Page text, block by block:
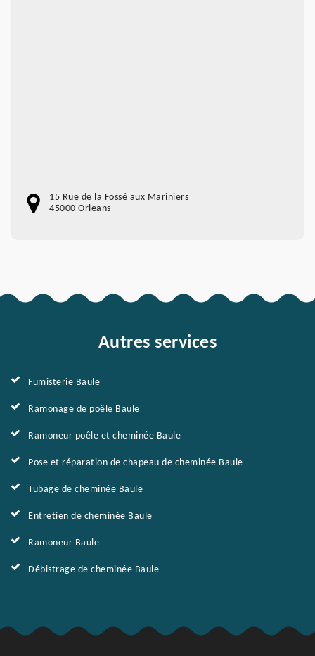
15 Rue de la Fossé aux Mariniers
45000 Orleans
Autres services
Fumisterie Baule
Ramonage de poêle Baule
Ramoneur poêle et cheminée Baule
Pose et réparation de chapeau de cheminée Baule
Tubage de cheminée Baule
Entretien de cheminée Baule
Ramoneur Baule
Débistrage de cheminée Baule